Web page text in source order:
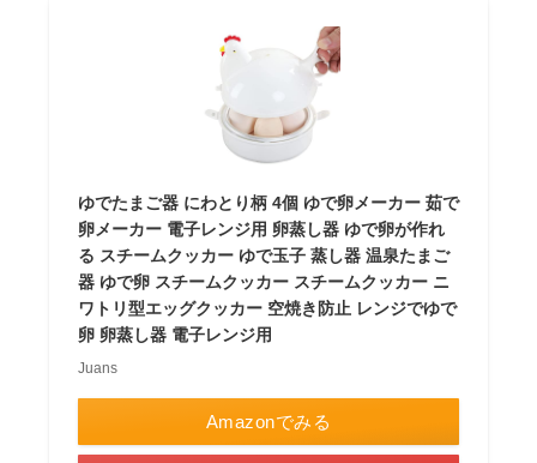
ゆでたまご器 にわとり柄 4個 ゆで卵メーカー 茹で
卵メーカー 電子レンジ用 卵蒸し器 ゆで卵が作れ
る スチームクッカー ゆで玉子 蒸し器 温泉たまご
器 ゆで卵 スチームクッカー スチームクッカー ニ
ワトリ型エッグクッカー 空焼き防止 レンジでゆで
卵 卵蒸し器 電子レンジ用
Juans
Amazonでみる